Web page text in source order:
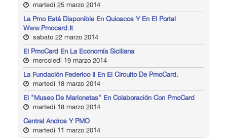
martedì 25 marzo 2014
La Pmo Está Disponible En Quioscos Y En El Portal
Www.pmocard.it
sabato 22 marzo 2014
El PmoCard En La Economía Siciliana
mercoledì 19 marzo 2014
La Fundación Federico II En El Circuito De PmoCard.
martedì 18 marzo 2014
El "Museo De Marionetas" En Colaboración Con PmoCard
martedì 18 marzo 2014
Central Andros Y PMO
martedì 11 marzo 2014